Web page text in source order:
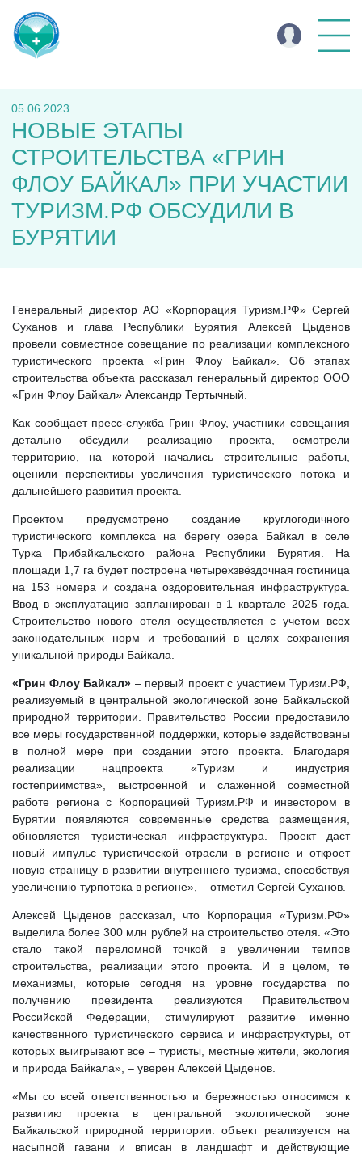
05.06.2023
НОВЫЕ ЭТАПЫ
СТРОИТЕЛЬСТВА «ГРИН
ФЛОУ БАЙКАЛ» ПРИ УЧАСТИИ
ТУРИЗМ.РФ ОБСУДИЛИ В
БУРЯТИИ
Генеральный директор АО «Корпорация Туризм.РФ» Сергей
Суханов и глава Республики Бурятия Алексей Цыденов
провели совместное совещание по реализации комплексного
туристического проекта «Грин Флоу Байкал». Об этапах
строительства объекта рассказал генеральный директор ООО
«Грин Флоу Байкал» Александр Тертычный.
Как сообщает пресс-служба Грин Флоу, участники совещания
детально обсудили реализацию проекта, осмотрели
территорию, на которой начались строительные работы,
оценили перспективы увеличения туристического потока и
дальнейшего развития проекта.
Проектом предусмотрено создание круглогодичного
туристического комплекса на берегу озера Байкал в селе
Турка Прибайкальского района Республики Бурятия. На
площади 1,7 га будет построена четырехзвёздочная гостиница
на 153 номера и создана оздоровительная инфраструктура.
Ввод в эксплуатацию запланирован в 1 квартале 2025 года.
Строительство нового отеля осуществляется с учетом всех
законодательных норм и требований в целях сохранения
уникальной природы Байкала.
«Грин Флоу Байкал» – первый проект с участием Туризм.РФ,
реализуемый в центральной экологической зоне Байкальской
природной территории. Правительство России предоставило
все меры государственной поддержки, которые задействованы
в полной мере при создании этого проекта. Благодаря
реализации нацпроекта «Туризм и индустрия
гостеприимства», выстроенной и слаженной совместной
работе региона с Корпорацией Туризм.РФ и инвестором в
Бурятии появляются современные средства размещения,
обновляется туристическая инфраструктура. Проект даст
новый импульс туристической отрасли в регионе и откроет
новую страницу в развитии внутреннего туризма, способствуя
увеличению турпотока в регионе», – отметил Сергей Суханов.
Алексей Цыденов рассказал, что Корпорация «Туризм.РФ»
выделила более 300 млн рублей на строительство отеля. «Это
стало такой переломной точкой в увеличении темпов
строительства, реализации этого проекта. И в целом, те
механизмы, которые сегодня на уровне государства по
получению президента реализуются Правительством
Российской Федерации, стимулируют развитие именно
качественного туристического сервиса и инфраструктуры, от
которых выигрывают все – туристы, местные жители, экология
и природа Байкала», – уверен Алексей Цыденов.
«Мы со всей ответственностью и бережностью относимся к
развитию проекта в центральной экологической зоне
Байкальской природной территории: объект реализуется на
насыпной гавани и вписан в ландшафт и действующие